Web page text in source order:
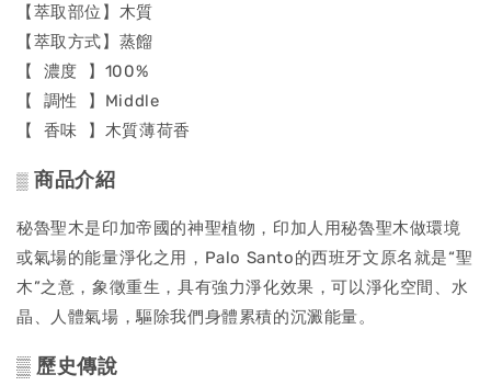
【萃取部位】木質
【萃取方式】蒸餾
【 濃度 】100%
【 調性 】Middle
【 香味 】木質薄荷香
▒ 商品介紹
秘魯聖木是印加帝國的神聖植物，印加人用秘魯聖木做環境
或氣場的能量淨化之用，Palo Santo的西班牙文原名就是“聖
木”之意，象徵重生，具有強力淨化效果，可以淨化空間、水
晶、人體氣場，驅除我們身體累積的沉澱能量。
▒ 歷史傳說